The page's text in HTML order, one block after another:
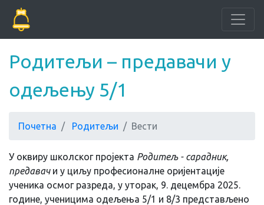
Родитељи – предавачи у
одељењу 5/1
Почетна Родитељи Вести
У оквиру школског пројекта Родитељ - сарадник,
предавачи у циљу професионалне оријентације
ученика осмог разреда, у уторак, 9. децембра 2025.
године, ученицима одељења 5/1 и 8/3 представљено